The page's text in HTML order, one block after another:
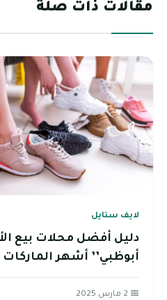
مقالات ذات صلة
لايف ستايل
دليل أفضل محلات بيع
أبوظبي’’ أشهر الماركات
📅 2 مارس 2025